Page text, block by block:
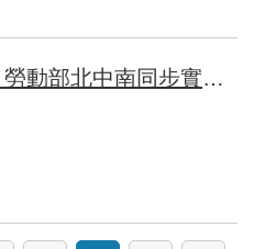
防範歲末高風險作業 勞動部北中南同步實施聯合檢查